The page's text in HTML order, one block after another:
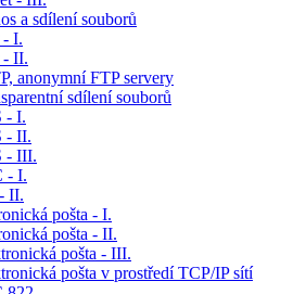
a sdílení souborů
- I.
- II.
anonymní FTP servery
sdílení souborů
- I.
- II.
- III.
- I.
II.
pošta - I.
pošta - II.
pošta - III.
pošta v prostředí TCP/IP sítí